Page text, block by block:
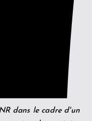
dans le cadre d'un